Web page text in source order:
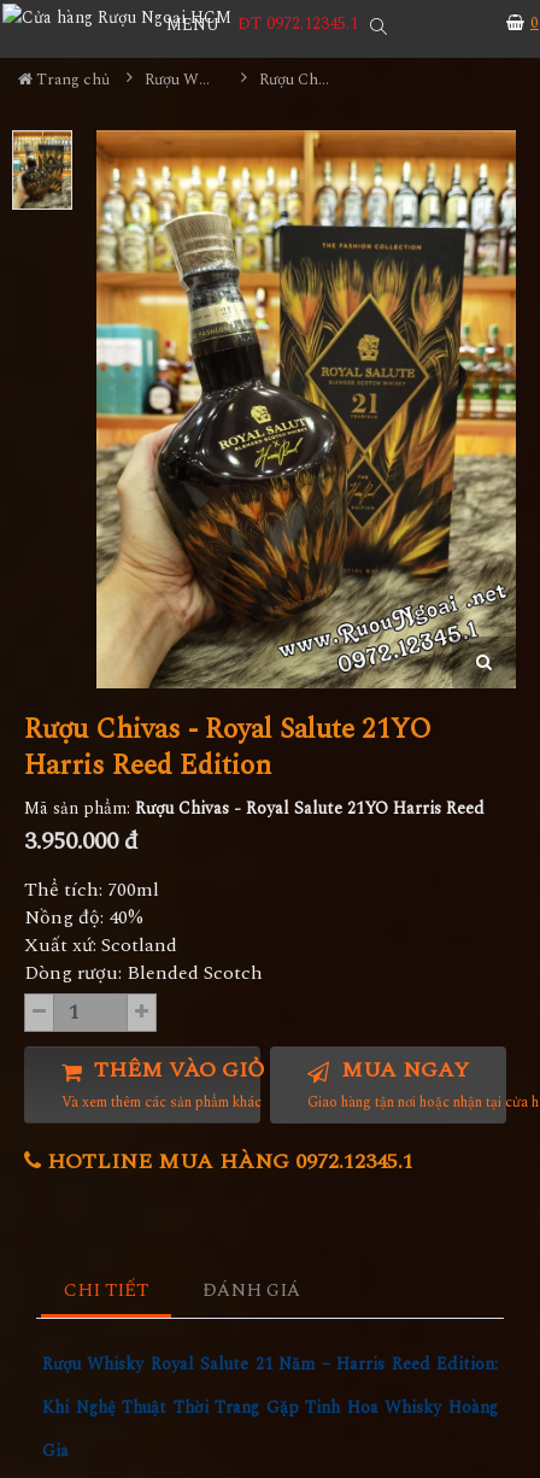
0
MENU ĐT 0972.12345.1
Trang chủ Rượu Whisky Rượu Chivas - Royal Salute 21YO Harris Reed Edition
Rượu Chivas - Royal Salute 21YO
Harris Reed Edition
Mã sản phẩm: Rượu Chivas - Royal Salute 21YO Harris Reed
3.950.000 đ
Thể tích: 700ml
Nồng độ: 40%
Xuất xứ: Scotland
Dòng rượu: Blended Scotch
THÊM VÀO GIỎ HÀNG
Và xem thêm các sản phẩm khác
MUA NGAY
Giao hàng tận nơi hoặc nhận tại cửa
HOTLINE MUA HÀNG 0972.12345.1
CHI TIẾT ĐÁNH GIÁ
Rượu Whisky Royal Salute 21 Năm – Harris Reed Edition:
Khi Nghệ Thuật Thời Trang Gặp Tinh Hoa Whisky Hoàng
Gia